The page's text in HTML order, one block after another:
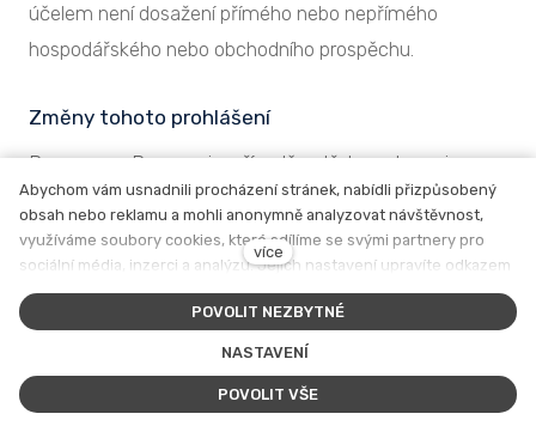
účelem není dosažení přímého nebo nepřímého
hospodářského nebo obchodního prospěchu.
Změny tohoto prohlášení
Pramacom Prague si v případě potřeby vyhrazuje
právo toto prohlášení upravit či doplnit. Doporučujeme
Vám toto prohlášení pravidelně kontrolovat, abyste byli
informováni o případných změnách. Aktualizované
verze tohoto prohlášení budou vždy k dispozici na
našich internetových stránkách.
Kontaktujte nás
Abychom vám usnadnili procházení stránek, nabídli přizpůsobený
obsah nebo reklamu a mohli anonymně analyzovat návštěvnost,
využíváme soubory cookies, které sdílíme se svými partnery pro
sociální média, inzerci a analýzu. Jejich nastavení upravíte odkazem
"Nastavení cookies" a kdykoliv jej můžete změnit v patičce webu.
Podrobnější informace najdete v našich Zásadách ochrany osobních
údajů a používání souborů cookies. Souhlasíte s používáním
více
POVOLIT NEZBYTNÉ
NASTAVENÍ
POVOLIT VŠE